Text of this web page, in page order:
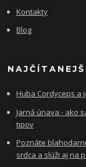
Kontakty
Blog
Huba Cordyceps a
Jarná únava - ako
tipov
Poznáte
srdca a slúži aj na